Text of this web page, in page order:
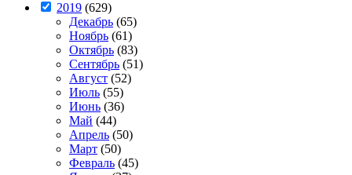
2019 (629)
Декабрь (65)
Ноябрь (61)
Октябрь (83)
Сентябрь (51)
Август (52)
Июль (55)
Июнь (36)
Май (44)
Апрель (50)
Март (50)
Февраль (45)